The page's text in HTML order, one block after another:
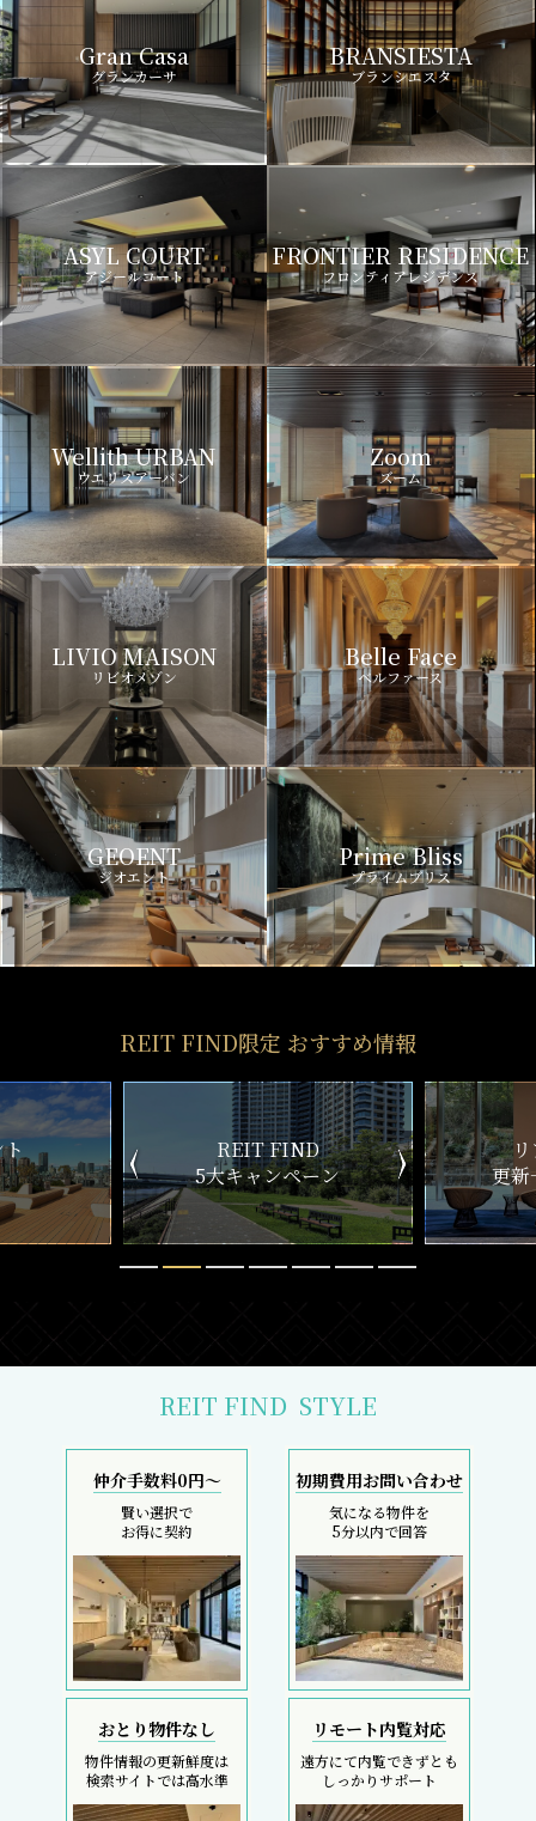
Gran Casa
グランカーサ
BRANSIESTA
ブランシエスタ
ASYL COURT
アジールコート
FRONTIER RESIDENCE
フロンティアレジデンス
Wellith URBAN
ウエリスアーバン
Zoom
ズーム
LIVIO MAISON
リビオメゾン
Belle Face
ベルファース
GEOENT
ジオエント
Prime Bliss
プライムブリス
REIT FIND限定 おすすめ情報
ン
リアルタイム
更新一覧チェック
新
REIT FIND STYLE
仲介手数料0円～
賢い選択で
お得に契約
初期費用お問い合わせ
気になる物件を
5分以内で回答
おとり物件なし
物件情報の更新鮮度は
検索サイトでは高水準
リモート内覧対応
遠方にて内覧できずとも
しっかりサポート